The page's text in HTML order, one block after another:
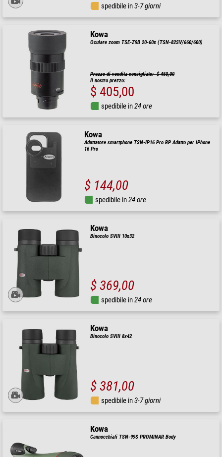
spedibile in3-7 giorni
Kowa
Oculare zoom TSE-Z9B 20-60x (TSN-82SV/660/600)
Prezzo di vendita consigliato: $ 450,00
Il nostro prezzo:
$ 405,00
spedibile in24 ore
Kowa
Adattatore smartphone TSN-IP16 Pro RP Adatto per iPhone
16 Pro
$ 144,00
spedibile in24 ore
Kowa
Binocolo SVIII 10x32
$ 369,00
spedibile in24 ore
Kowa
Binocolo SVIII 8x42
$ 381,00
spedibile in3-7 giorni
Kowa
Cannocchiali TSN-99S PROMINAR Body